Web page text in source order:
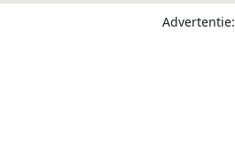
Advertentie: